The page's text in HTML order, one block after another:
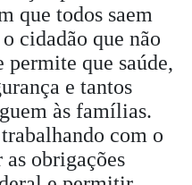
que todos saem
cidadão que não
que saúde,
e tantos
às famílias.
com o
obrigações